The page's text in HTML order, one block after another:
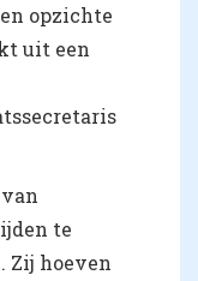
opzichte
uit een
te
Zij hoeven